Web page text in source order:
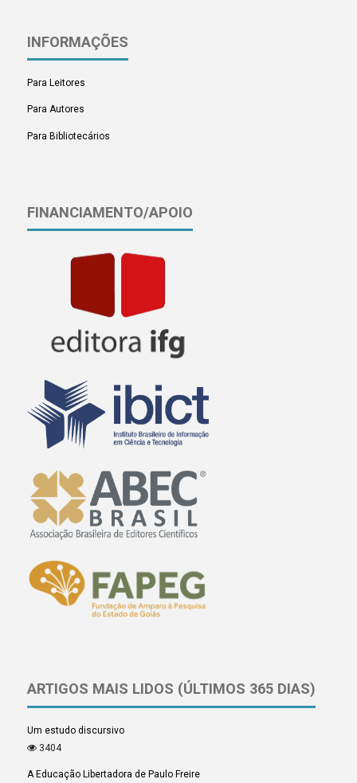
INFORMAÇÕES
Para Leitores
Para Autores
Para Bibliotecários
FINANCIAMENTO/APOIO
ARTIGOS MAIS LIDOS (ÚLTIMOS 365 DIAS)
Um estudo discursivo
3404
A Educação Libertadora de Paulo Freire